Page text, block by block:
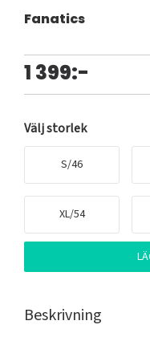
Fanatics
1 399:-
Välj storlek
S/46
XL/54
Beskrivning